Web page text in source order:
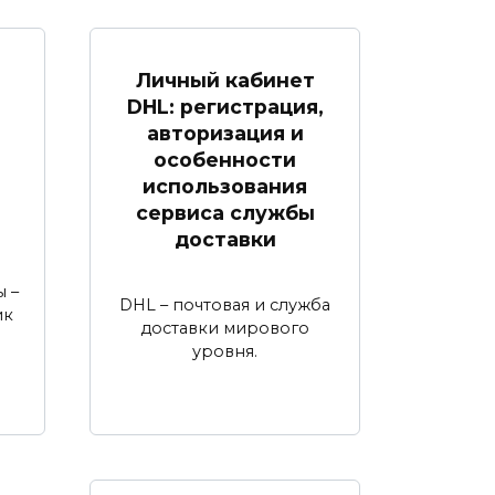
–
Личный кабинет
DHL: регистрация,
авторизация и
особенности
использования
сервиса службы
доставки
DHL – почтовая и служба
доставки мирового
уровня.